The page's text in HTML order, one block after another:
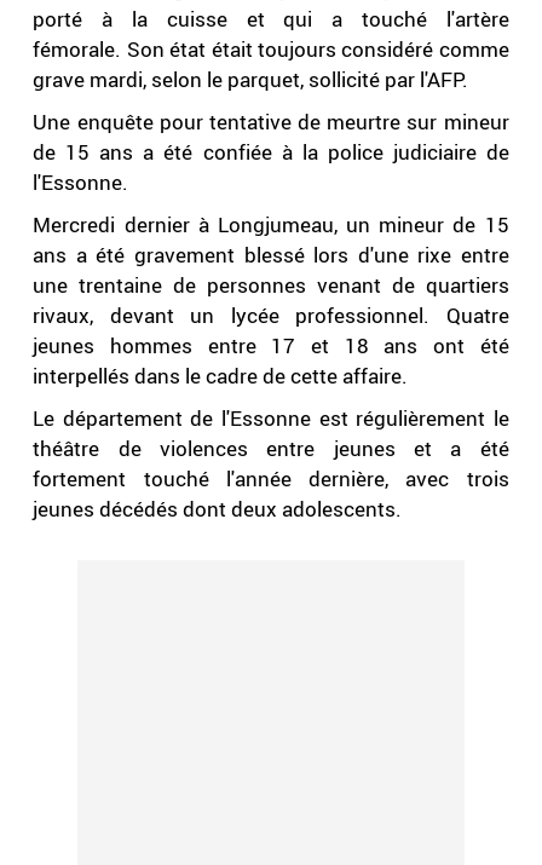
porté à la cuisse et qui a touché l'artère
fémorale. Son état était toujours considéré comme
grave mardi, selon le parquet, sollicité par l'AFP.
Une enquête pour tentative de meurtre sur mineur
de 15 ans a été confiée à la police judiciaire de
l'Essonne.
Mercredi dernier à Longjumeau, un mineur de 15
ans a été gravement blessé lors d'une rixe entre
une trentaine de personnes venant de quartiers
rivaux, devant un lycée professionnel. Quatre
jeunes hommes entre 17 et 18 ans ont été
interpellés dans le cadre de cette affaire.
Le département de l'Essonne est régulièrement le
théâtre de violences entre jeunes et a été
fortement touché l'année dernière, avec trois
jeunes décédés dont deux adolescents.